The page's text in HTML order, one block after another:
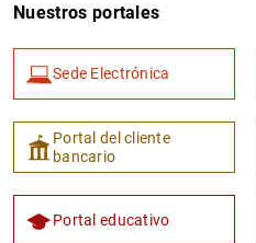
Nuestros portales
Sede Electrónica
Portal del cliente
bancario
Portal educativo